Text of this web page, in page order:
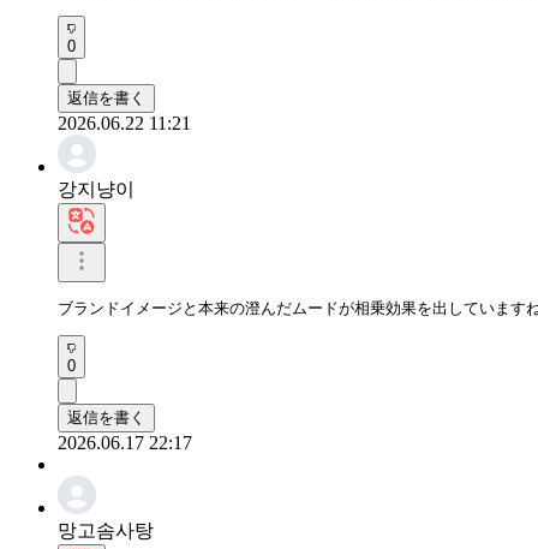
0
返信を書く
2026.06.22 11:21
강지냥이
ブランドイメージと本来の澄んだムードが相乗効果を出しています
0
返信を書く
2026.06.17 22:17
망고솜사탕